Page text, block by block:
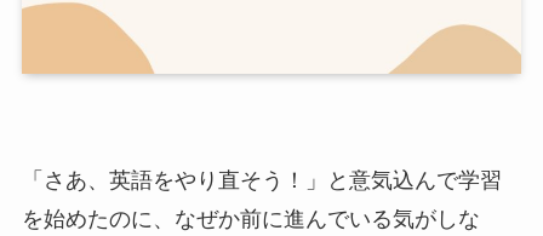
「さあ、英語をやり直そう！」と意気込んで学習
を始めたのに、なぜか前に進んでいる気がしな